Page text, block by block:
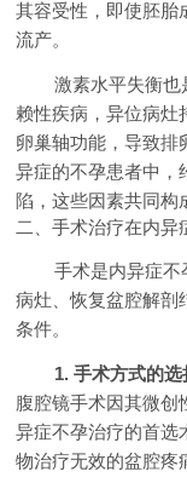
其容受性，即使胚胎
流产。
激素水平失衡也
赖性疾病，异位病灶
卵巢轴功能，导致排
异症的不孕患者中，
陷，这些因素共同构
二、手术治疗在内异
手术是内异症不
病灶、恢复盆腔解剖
条件。
1. 手术方式的
腹腔镜手术因其微创
异症不孕治疗的首选
物治疗无效的盆腔疼